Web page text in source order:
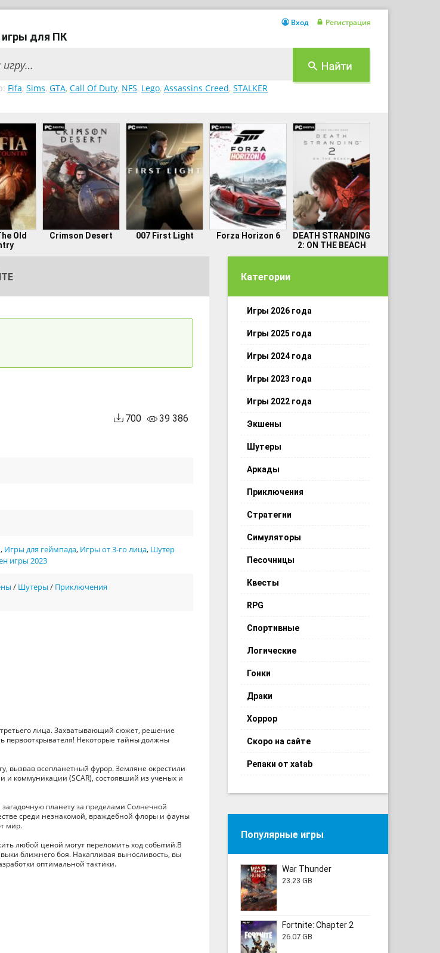
для ПК
Fifa, Sims, GTA, Call Of Duty, NFS, Lego, Assassins Creed, STALKER
Вход Регистрация
Old
Crimson Desert 007 First Light Forza Horizon 6
DEATH STRANDING
2: ON THE BEACH
39 386
700
, Игры для геймпада, Игры от 3-го лица, Шутер
игры 2023
/ Шутеры / Приключения
лица. Захватывающий сюжет, решение
первооткрывателя! Некоторые тайны должны
вызвав всепланетный фурор. Земляне окрестили
и коммуникации (SCAR), состоявший из ученых и
планету за пределами Солнечной
среди незнакомой, враждебной флоры и фауны
мир.
любой ценой могут переломить ход событий.В
ближнего боя. Накапливая выносливость, вы
оптимальной тактики.
Категории
Игры 2026 года
Игры 2025 года
Игры 2024 года
Игры 2023 года
Игры 2022 года
Экшены
Шутеры
Аркады
Приключения
Стратегии
Симуляторы
Песочницы
Квесты
RPG
Спортивные
Логические
Гонки
Драки
Хоррор
Скоро на сайте
Репаки от xatab
Популярные игры
War Thunder
23.23 GB
Fortnite: Chapter 2
26.07 GB